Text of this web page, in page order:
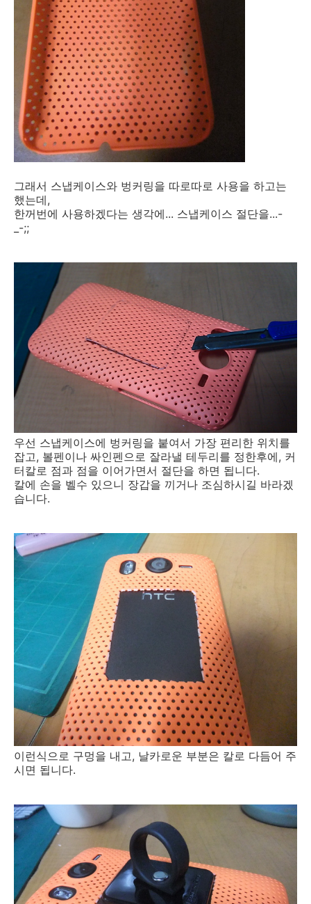
그래서 스냅케이스와 벙커링을 따로따로 사용을 하고는
했는데,
한꺼번에 사용하겠다는 생각에... 스냅케이스 절단을...-
_-;;
우선 스냅케이스에 벙커링을 붙여서 가장 편리한 위치를
잡고, 볼펜이나 싸인펜으로 잘라낼 테두리를 정한후에, 커
터칼로 점과 점을 이어가면서 절단을 하면 됩니다.
칼에 손을 벨수 있으니 장갑을 끼거나 조심하시길 바라겠
습니다.
이런식으로 구멍을 내고, 날카로운 부분은 칼로 다듬어 주
시면 됩니다.